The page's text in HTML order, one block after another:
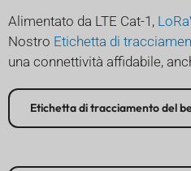
Alimentato da LTE Cat-1,
Nostro Etichetta di
una connettività affidabile,
Etichetta di tracciamento del